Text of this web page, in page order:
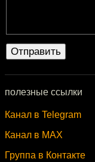
полезные ссылки
Канал в Telegram
Канал в MAX
Группа в Контакте